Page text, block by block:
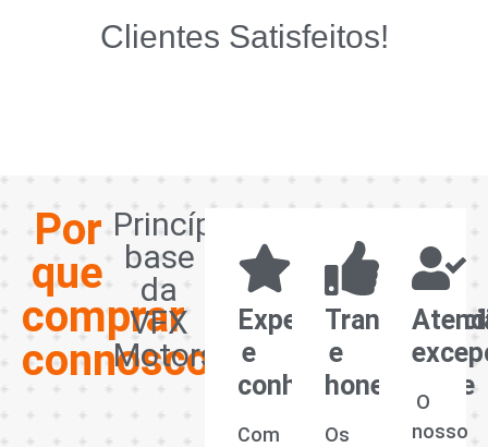
Clientes Satisfeitos!
Por
que
comprar
connosco?
Princípios
base
da
VFX
Motors
Experiência
e
conhecimento
Com
e
honestidade
Os
O
nosso